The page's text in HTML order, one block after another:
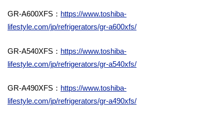
GR-A600XFS： https://www.toshiba-
lifestyle.com/jp/refrigerators/gr-a600xfs/
GR-A540XFS： https://www.toshiba-
lifestyle.com/jp/refrigerators/gr-a540xfs/
GR-A490XFS： https://www.toshiba-
lifestyle.com/jp/refrigerators/gr-a490xfs/